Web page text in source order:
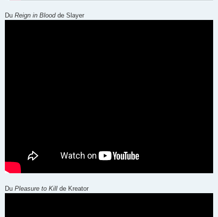
Du Reign in Bloodde Slayer
Du Pleasure to Kill de Kreator